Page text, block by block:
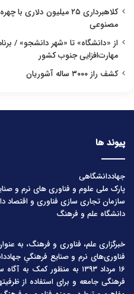
کلاهبرداری ۲۵ میلیون
مصنوعی
از «دانشگاه» تا «شهر دانشجو» /
مهارت‌افزایی جنوب کشور
کشف راز ۳۰۰۰ ساله آشوریان
پیوند ها
جهاددانشگاهی
پارک ملی علوم و فناوری های نرم و
سازمان تجاری سازی فناوری و اقتصاد
دانشگاه علم و فرهنگ
خبرگزاری علم، فناوری و فرهنگ، به
فناوری‌های نرم و صنایع فرهنگیِ
۱۶ مرداد ۱۳۹۳ به منظور کمک
فرهنگی جامعه و برای استفاده از